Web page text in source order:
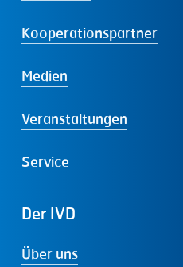
Kooperationspartner
Medien
Veranstaltungen
Service
Der IVD
Über uns